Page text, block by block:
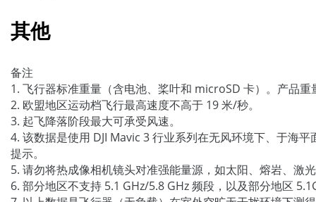
其他
备注
1. 飞行器标准重量（含电池、桨叶和 microSD 卡）。产品
2. 欧盟地区运动档飞行最高速度不高于 19 米/秒。
3. 起飞降落阶段最大可承受风速。
4. 该数据是使用 DJI Mavic 3 行业系列在无风环境下、于海
提示。
5. 请勿将热成像相机镜头对准强能量源，如太阳、熔岩、激
6. 部分地区不支持 5.1 GHz/5.8 GHz 频段，以及部分地区